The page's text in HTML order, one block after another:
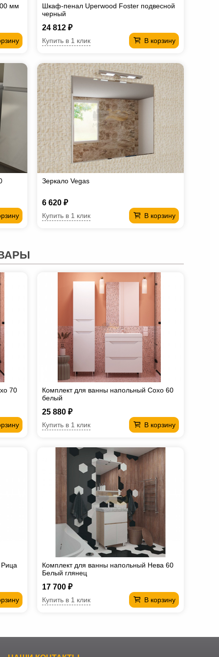
мм
Шкаф-пенал Uperwood Foster подвесной
черный
24 812 ₽
В корзину
Купить в 1 клик
Зеркало Vegas
6 620 ₽
В корзину
Купить в 1 клик
70
Комплект для ванны напольный Сохо 60
белый
25 880 ₽
В корзину
Купить в 1 клик
Комплект для ванны напольный Нева 60
Белый глянец
17 700 ₽
В корзину
Купить в 1 клик